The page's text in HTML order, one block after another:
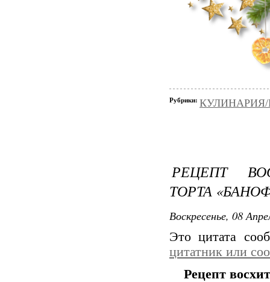
Рубрики: КУЛИНАРИЯ/
РЕЦЕПТ
ТОРТА
Воскресенье, 08
Это цитата
цитатник или
Рецепт